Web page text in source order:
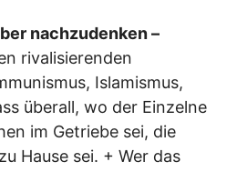
nachzudenken –
rivalisierenden
Islamismus,
überall, wo der Einzelne
im Getriebe sei, die
Hause sei. + Wer das